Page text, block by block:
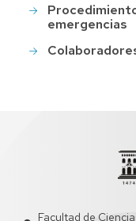
emergencias
Facultad de